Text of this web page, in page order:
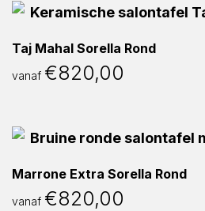
Taj Mahal Sorella Rond
vanaf €820,00
Marrone Extra Sorella Rond
vanaf €820,00